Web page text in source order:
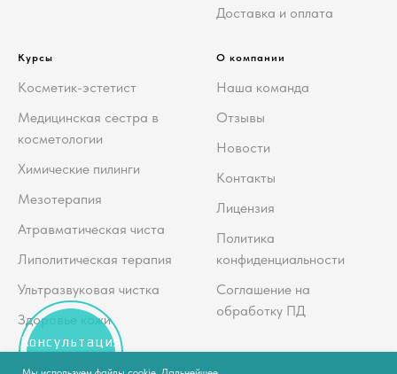
Доставка и оплата
Курсы
Косметик-эстетист
Медицинская сестра в
косметологии
Химические пилинги
Мезотерапия
Атравматическая чиста
Липолитическая терапия
Ультразвуковая чистка
Здоровье кожи
О компании
Наша команда
Отзывы
Новости
Контакты
Лицензия
Политика
конфиденциальности
Соглашение на
обработку ПД
Консультация